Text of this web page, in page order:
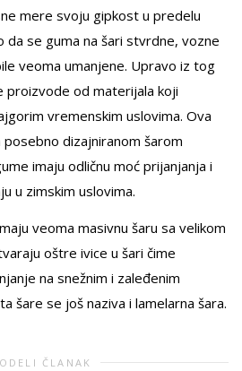
mere svoju gipkost u predelu
da se guma na šari stvrdne, vozne
veoma umanjene. Upravo iz tog
proizvode od materijala koji
vremenskim uslovima. Ova
posebno dizajniranom šarom
imaju odličnu moć prijanjanja i
u zimskim uslovima.
veoma masivnu šaru sa velikom
oštre ivice u šari čime
na snežnim i zaleđenim
šare se još naziva i lamelarna šara.
ČLANAK